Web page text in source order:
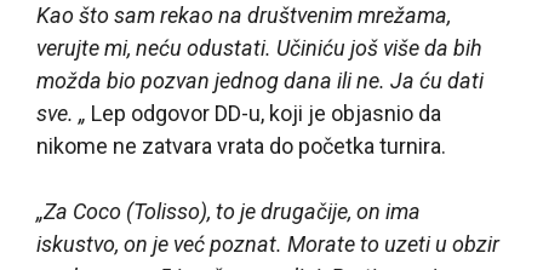
Kao što sam rekao na društvenim mrežama,
verujte mi, neću odustati. Učiniću još više da bih
možda bio pozvan jednog dana ili ne. Ja ću dati
sve. „ Lep odgovor DD-u, koji je objasnio da
nikome ne zatvara vrata do početka turnira.
„Za Coco (Tolisso), to je drugačije, on ima
iskustvo, on je već poznat. Morate to uzeti u obzir